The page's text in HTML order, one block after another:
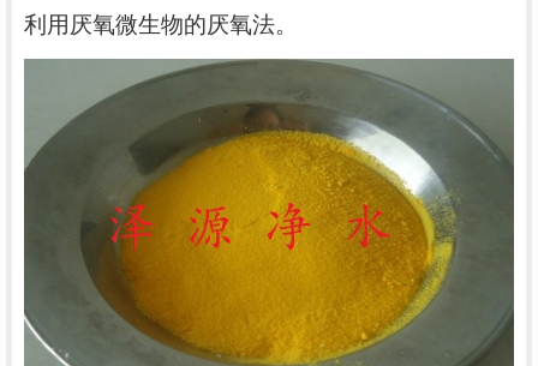
利用厌氧微生物的厌氧法。